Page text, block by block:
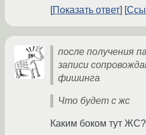
Показать ответ
после получения
записи
фишинга
Что будет с жс
Каким боком тут ЖС?